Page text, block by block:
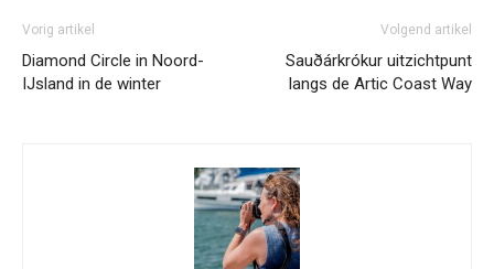
Vorig artikel
Diamond Circle in Noord-
IJsland in de winter
Volgend artikel
Sauðárkrókur uitzichtpunt
langs de Artic Coast Way